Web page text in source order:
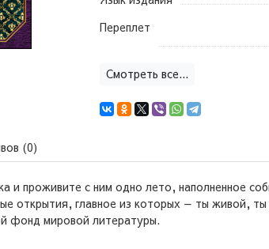
Переплет
Смотреть все...
(0)
и проживите с ним одно лето, наполненное
открытия, главное из которых — ты живой,
фонд мировой литературы.